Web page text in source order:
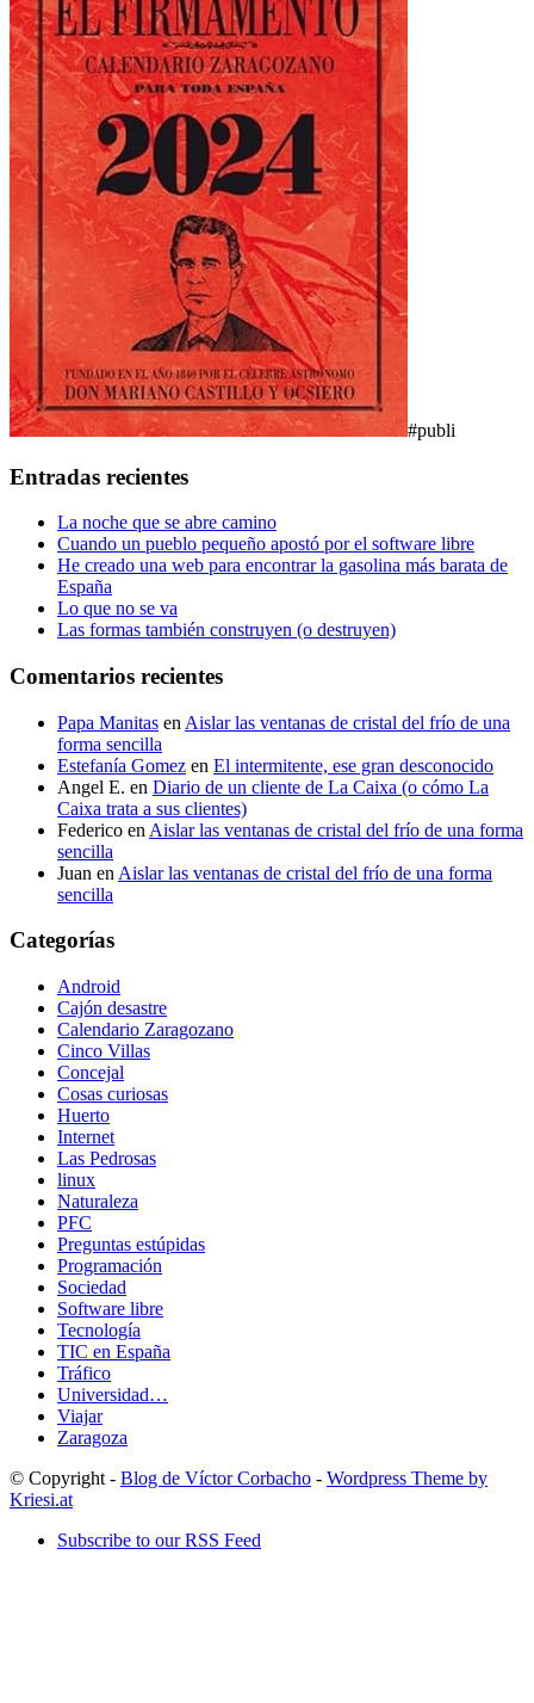
#publi
Entradas recientes
La noche que se abre camino
Cuando un pueblo pequeño apostó por el software libre
He creado una web para encontrar la gasolina más barata de
España
Lo que no se va
Las formas también construyen (o destruyen)
Comentarios recientes
Papa Manitas en Aislar las ventanas de cristal del frío de una
forma sencilla
Estefanía Gomez en El intermitente, ese gran desconocido
Angel E. en Diario de un cliente de La Caixa (o cómo La
Caixa trata a sus clientes)
Federico en Aislar las ventanas de cristal del frío de una forma
sencilla
Juan en Aislar las ventanas de cristal del frío de una forma
sencilla
Categorías
Android
Cajón desastre
Calendario Zaragozano
Cinco Villas
Concejal
Cosas curiosas
Huerto
Internet
Las Pedrosas
linux
Naturaleza
PFC
Preguntas estúpidas
Programación
Sociedad
Software libre
Tecnología
TIC en España
Tráfico
Universidad…
Viajar
Zaragoza
© Copyright - Blog de Víctor Corbacho - Wordpress Theme by
Kriesi.at
Subscribe to our RSS Feed